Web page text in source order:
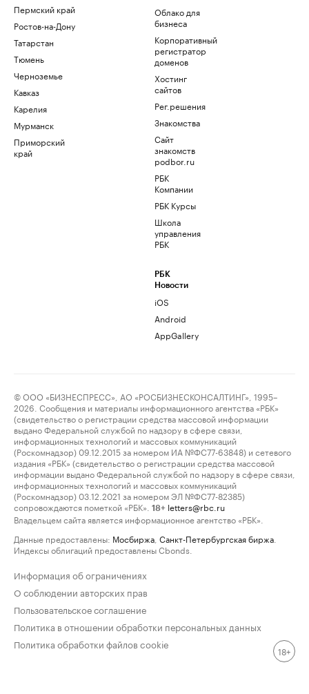
Пермский край
Ростов-на-Дону
Татарстан
Тюмень
Черноземье
Кавказ
Карелия
Мурманск
Приморский
край
Облако для
бизнеса
Корпоративный
регистратор
доменов
Хостинг
сайтов
Рег.решения
Знакомства
Сайт
знакомств
podbor.ru
РБК
Компании
РБК Курсы
Школа
управления
РБК
РБК
Новости
iOS
Android
AppGallery
© ООО «БИЗНЕСПРЕСС», АО «РОСБИЗНЕСКОНСАЛТИНГ», 1995–
2026. Сообщения и материалы информационного агентства «РБК»
(свидетельство о регистрации средства массовой информации
выдано Федеральной службой по надзору в сфере связи,
информационных технологий и массовых коммуникаций
(Роскомнадзор) 09.12.2015 за номером ИА №ФС77-63848) и сетевого
издания «РБК» (свидетельство о регистрации средства массовой
информации выдано Федеральной службой по надзору в сфере связи,
информационных технологий и массовых коммуникаций
(Роскомнадзор) 03.12.2021 за номером ЭЛ №ФС77-82385)
сопровождаются пометкой «РБК».
18+ letters@rbc.ru
Владельцем сайта является информационное агентство «РБК».
Данные предоставлены: Мосбиржа Санкт-Петербургская биржа
Индексы облигаций предоставлены Cbonds.
Информация об ограничениях
О соблюдении авторских прав
Пользовательское соглашение
Политика в отношении обработки персональных данных
Политика обработки файлов cookie
18+